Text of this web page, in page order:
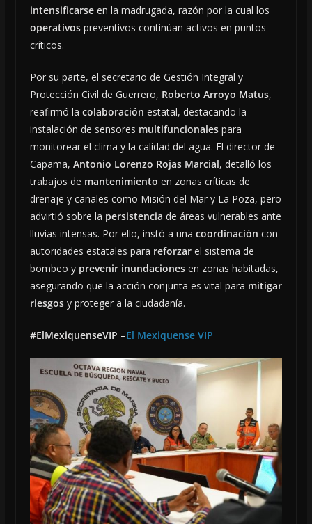
intensificarseen la madrugada, razón por la cual los
operativospreventivos continúan activos en puntos
críticos.
Por su parte, el secretario de Gestión Integral y
Protección Civil de Guerrero, Roberto Arroyo Matus,
reafirmó la colaboración estatal, destacando la
instalación de sensores multifuncionalespara
monitorear el clima y la calidad del agua. El director de
Capama, Antonio Lorenzo Rojas Marcial, detalló los
trabajos de mantenimiento en zonas críticas de
drenaje y canales como Misión del Mar y La Poza, pero
advirtió sobre la persistencia de áreas vulnerables ante
lluvias intensas. Por ello, instó a una coordinación con
autoridades estatales para reforzarel sistema de
bombeo y prevenir inundacionesen zonas habitadas,
asegurando que la acción conjunta es vital para mitigar
riesgosy proteger a la ciudadanía.
#ElMexiquenseVIP –El Mexiquense VIP